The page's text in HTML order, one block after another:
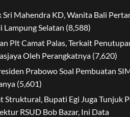
Sri Mahendra KD, Wanita Bali
Lampung Selatan (8,588)
Plt Camat Palas, Terkait
Oleh Perangkatnya (7,620)
Prabowo Soal Pembuatan
(5,601)
Struktural, Bupati Egi Juga Tunjuk
RSUD Bob Bazar, Ini Data